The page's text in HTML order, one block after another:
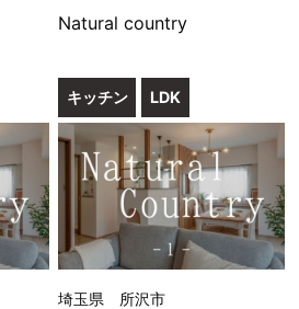
Natural country
キッチン LDK
埼玉県 所沢市